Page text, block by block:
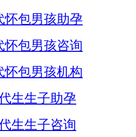
怀包男孩助孕
怀包男孩咨询
怀包男孩机构
生生子助孕
生生子咨询